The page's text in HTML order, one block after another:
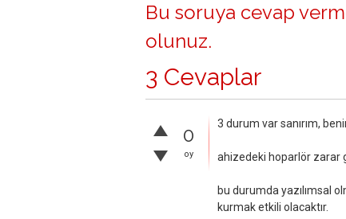
Bu soruya cevap
olunuz.
3 Cevaplar
0
oy
3 durum var sanırım,
ahizedeki hoparlör zarar
bu durumda yazılımsal
kurmak etkili olacaktır.